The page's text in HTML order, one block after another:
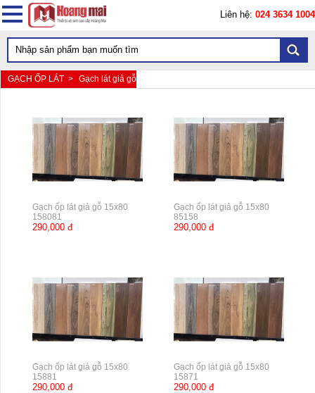
Liên hệ: 024 3634 1004
GẠCH ỐP LÁT > Gạch lát giả gỗ
Gạch ốp lát giả gỗ 15x80
158081
290,000 đ
Gạch ốp lát giả gỗ 15x80
85158
290,000 đ
Gạch ốp lát giả gỗ 15x80
15881
290,000 đ
Gạch ốp lát giả gỗ 15x80
15871
290,000 đ